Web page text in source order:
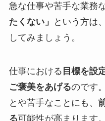
急な仕事や苦手な業務
たくない」
という方は、
してみましょう。
仕事における 目標を設
ご褒美をあげるのです
とや苦手なことにも、
る可能性が高まります。